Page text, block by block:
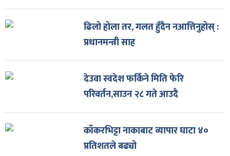
ढिलो होला तर, गलत हुँदैन नआत्तिनुहोस् :
प्रधानमन्त्री साह
देउवा स्वदेश फर्किने मिति फेरि
परिवर्तन,साउन २८ गते आउदै
काँकरभिट्टा नाकाबाट व्यापार घाटा ४०
प्रतिशतले बढ्यो